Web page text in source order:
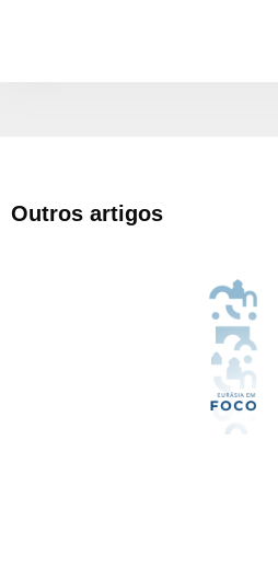
Outros artigos